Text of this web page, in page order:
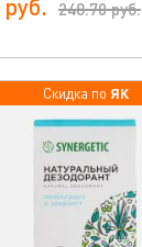
руб. 248.70руб.
Скидка по ЯК